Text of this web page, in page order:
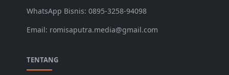
WhatsApp Bisnis: 0895-3258-94098
Email: romisaputra.media@gmail.com
TENTANG